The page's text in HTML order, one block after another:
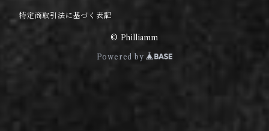
特定商取引法に基づく表記
© Philliamm
Powered by